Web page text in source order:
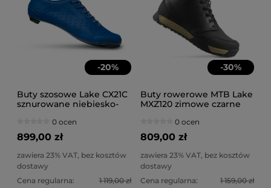
-20%
Buty szosowe Lake CX21C
sznurowane niebiesko-
0 ocen
899,00 zł
zawiera 23% VAT, bez kosztów
dostawy
Cena regularna:
1 119,00 zł
-30%
Buty rowerowe MTB Lake
MXZ120 zimowe czarne
0 ocen
809,00 zł
zawiera 23% VAT, bez kosztów
dostawy
Cena regularna:
1 159,00 zł